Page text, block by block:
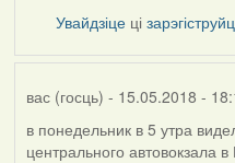
Увайдзіце ці
вас (госць) - 15.05.2018 -
в понедельник в 5 утра
центрального автовокзала